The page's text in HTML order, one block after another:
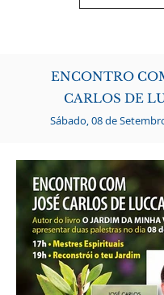
ENCONTRO
CARLOS DE
Sábado, 08 de